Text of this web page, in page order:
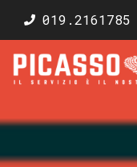
019.2161785